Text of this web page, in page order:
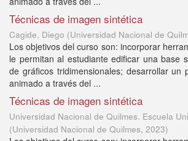
Técnicas de imagen sintética
Cagide, Diego (Universidad Nacional de
Los objetivos del curso son: incorporar
le permitan al estudiante edificar una base
de gráficos tridimensionales; desarrollar un
animado a través del ...
Técnicas de imagen sintética
Universidad Nacional de Quilmes. Escuela
(Universidad Nacional de Quilmes, 2023)